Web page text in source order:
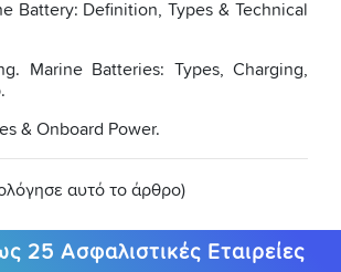
Battery: Definition, Types & Technical
Marine Batteries: Types, Charging,
& Onboard Power.
αυτό το άρθρο)
25 Ασφαλιστικές Εταιρείες